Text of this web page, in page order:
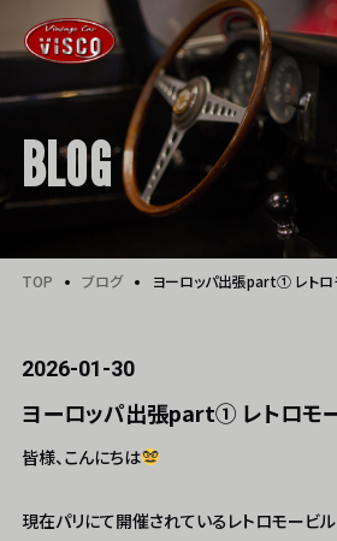
BLOG
TOP ブログ ヨーロッパ出張part① レトロ
2026-01-30
ヨーロッパ出張part① レトロモ
皆様、こんにちは
現在パリにて開催されているレトロモービ